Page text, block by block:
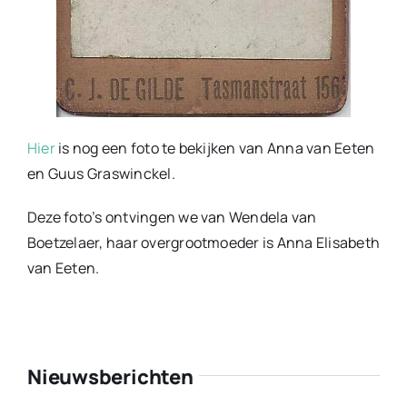
Hieris nog een foto te bekijken van Anna van Eeten
en Guus Graswinckel.
Deze foto’s ontvingen we van Wendela van
Boetzelaer, haar overgrootmoeder is Anna Elisabeth
van Eeten.
Nieuwsberichten